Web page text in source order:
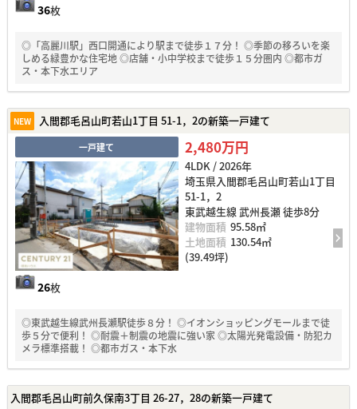
36枚
◎「高麗川駅」西口開通により駅まで徒歩１７分！ ◎季節の移ろいを楽
しめる緑豊かな住宅地 ◎店舗・小中学校まで徒歩１５分圏内 ◎都市ガ
ス・本下水エリア
NEW 入間郡毛呂山町若山1丁目 51-1，2の新築一戸建て
一戸建て
26枚
2,480万円
4LDK / 2026年
埼玉県入間郡毛呂山町若山1丁目
51-1，2
東武越生線 武州長瀬 徒歩8分
建物面積 95.58㎡
土地面積 130.54㎡
(39.49坪)
◎東武越生線武州長瀬駅徒歩８分！ ◎イオンショッピングモールまで徒
歩５分で便利！ ◎耐震＋制震の地震に強い家 ◎太陽光発電設備・防犯カ
メラ標準搭載！ ◎都市ガス・本下水
入間郡毛呂山町前久保南3丁目 26-27，28の新築一戸建て